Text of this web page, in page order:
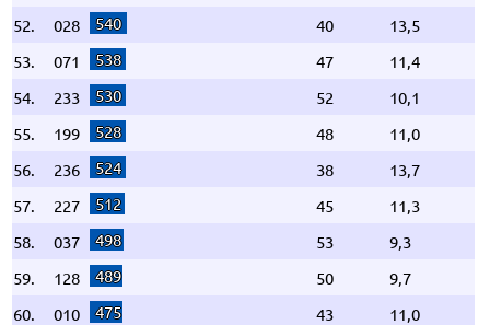
52.
028 540 40
13,5
53.
071 538 47
11,4
54.
233 530 52
10,1
55.
199 528 48
11,0
56.
236 524 38
13,7
57.
227 512 45
11,3
58.
037 498 53
9,3
59.
128 489 50
9,7
60.
010 475 43
11,0